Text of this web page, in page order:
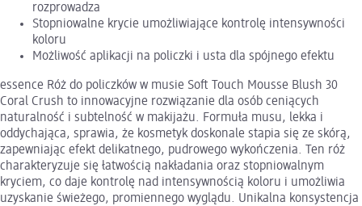
rozprowadza
Stopniowalne krycie umożliwiające kontrolę intensywności
koloru
Możliwość aplikacji na policzki i usta dla spójnego efektu
essence Róż do policzków w musie Soft Touch Mousse Blush 30
Coral Crush to innowacyjne rozwiązanie dla osób ceniących
naturalność i subtelność w makijażu. Formuła musu, lekka i
oddychająca, sprawia, że kosmetyk doskonale stapia się ze skórą,
zapewniając efekt delikatnego, pudrowego wykończenia. Ten róż
charakteryzuje się łatwością nakładania oraz stopniowalnym
kryciem, co daje kontrolę nad intensywnością koloru i umożliwia
uzyskanie świeżego, promiennego wyglądu. Unikalna konsystencja